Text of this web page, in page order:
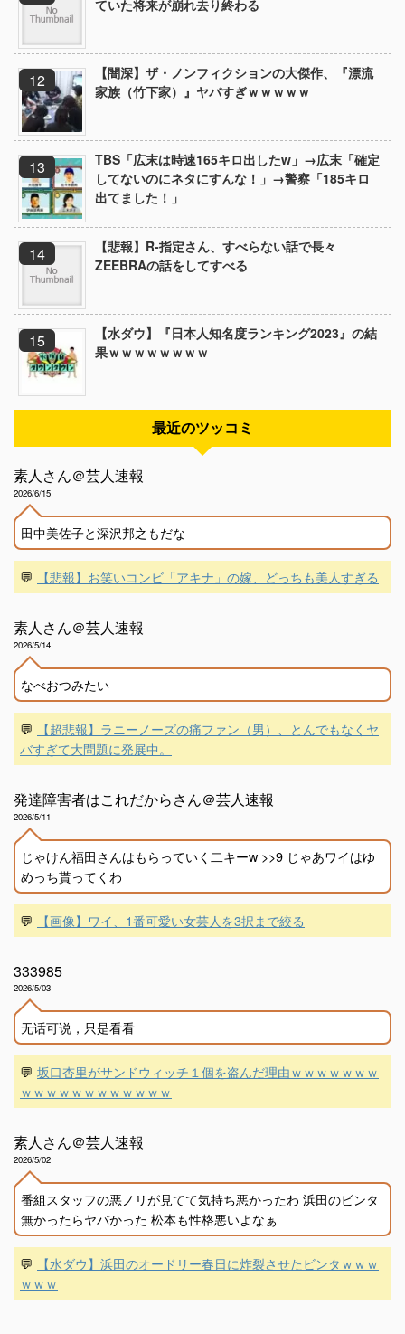
ていた将来が崩れ去り終わる
【闇深】ザ・ノンフィクションの大傑作、『漂流
家族（竹下家）』ヤバすぎｗｗｗｗｗ
TBS「広末は時速165キロ出したw」→広末「確定
してないのにネタにすんな！」→警察「185キロ
出てました！」
【悲報】R-指定さん、すべらない話で長々
ZEEBRAの話をしてすべる
【水ダウ】『日本人知名度ランキング2023』の結
果ｗｗｗｗｗｗｗｗ
最近のツッコミ
素人さん＠芸人速報
2026/6/15
田中美佐子と深沢邦之もだな
💬 【悲報】お笑いコンビ「アキナ」の嫁、どっちも美人すぎる
素人さん＠芸人速報
2026/5/14
なべおつみたい
💬
【超悲報】ラニーノーズの痛ファン（男）、とんでもなくヤ
バすぎて大問題に発展中。
発達障害者はこれだからさん＠芸人速報
2026/5/11
じゃけん福田さんはもらっていく二キーw >>9 じゃあワイはゆ
めっち貰ってくわ
💬 【画像】ワイ、1番可愛い女芸人を3択まで絞る
333985
2026/5/03
无话可说，只是看看
💬 坂口杏里がサンドウィッチ１個を盗んだ理由ｗｗｗｗｗｗｗ
ｗｗｗｗｗｗｗｗｗｗｗｗ
素人さん＠芸人速報
2026/5/02
番組スタッフの悪ノリが見てて気持ち悪かったわ 浜田のビンタ
無かったらヤバかった 松本も性格悪いよなぁ
💬
【水ダウ】浜田のオードリー春日に炸裂させたビンタｗｗｗ
ｗｗｗ